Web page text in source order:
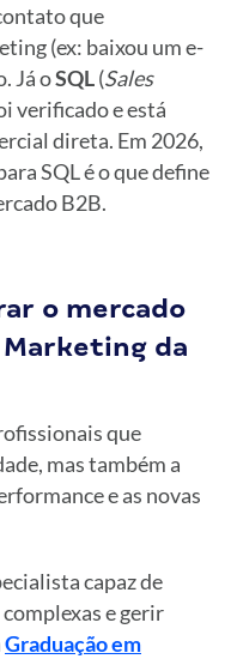
que
(ex: baixou um e-
Já oSQL(Sales
verificado e está
direta. Em 2026,
SQL é o que define
B2B.
o mercado
Marketing da
que
mas também a
e as novas
capaz de
e gerir
Graduação em